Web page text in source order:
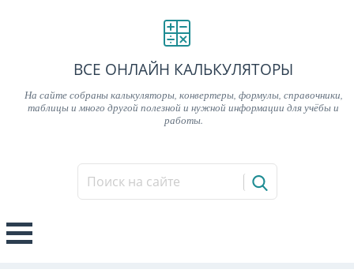
ВСЕ ОНЛАЙН КАЛЬКУЛЯТОРЫ
На сайте собраны калькуляторы, конвертеры, формулы, справочники,
таблицы и много другой полезной и нужной информации для учёбы и
работы.